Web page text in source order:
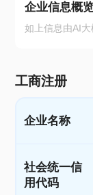
企业信息概
如上信息由AI
工商注册
企业名称
社会统一信
用代码